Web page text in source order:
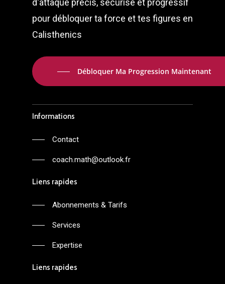
d'attaque précis, sécurisé et progressif
pour débloquer ta force et tes figures en
Calisthenics
Débloquer Ma Progression Maintenant
Informations
Contact
coach.math@outlook.fr
Liens rapides
Abonnements & Tarifs
Services
Expertise
Liens rapides